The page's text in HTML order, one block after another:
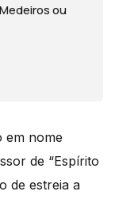
ou
em nome
de “Espírito
de estreia a